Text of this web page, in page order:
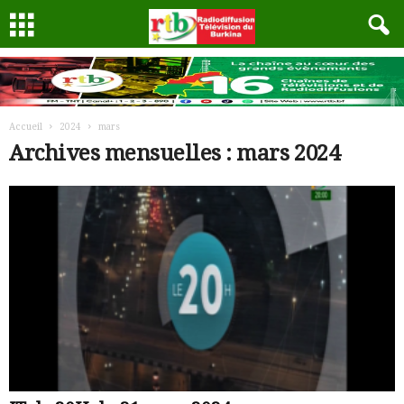
Accueil 2024 mars
Archives mensuelles : mars 2024